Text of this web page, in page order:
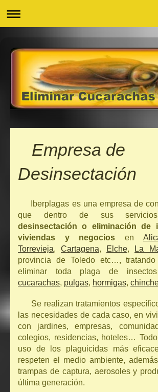
Empresa de
Desinsectación
Iberplagas es una empresa de
que dentro de sus
desinsectación o eliminación de
viviendas y negocios en
Torrevieja, Cartagena, Elche, La
provincia de Toledo etc…,
eliminar toda plaga de
cucarachas, pulgas, hormigas,
Se realizan tratamientos
las necesidades de cada caso, en
con jardines, empresas,
colegios, residencias, hoteles…
uso de los plaguicidas más
respeten el medio ambiente,
trampas de captura, aerosoles y
última generación.